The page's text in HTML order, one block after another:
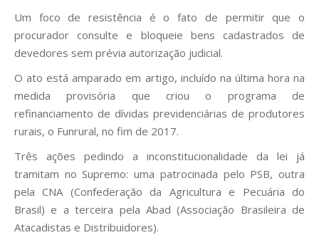
Um foco de resistência é o fato de permitir que o
procurador consulte e bloqueie bens cadastrados de
devedores sem prévia autorização judicial.
O ato está amparado em artigo, incluído na última hora na
medida provisória que criou o programa de
refinanciamento de dívidas previdenciárias de produtores
rurais, o Funrural, no fim de 2017.
Três ações pedindo a inconstitucionalidade da lei já
tramitam no Supremo: uma patrocinada pelo PSB, outra
pela CNA (Confederação da Agricultura e Pecuária do
Brasil) e a terceira pela Abad (Associação Brasileira de
Atacadistas e Distribuidores).